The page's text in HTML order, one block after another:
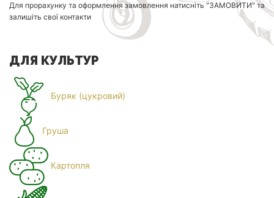
Для прорахунку та оформлення замовлення натисніть "ЗАМОВИТИ" та
залишіть свої контакти
ДЛЯ КУЛЬТУР
Буряк (цукровий)
Груша
Картопля